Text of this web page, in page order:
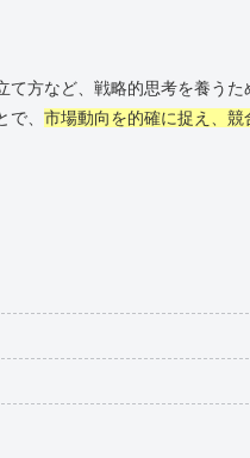
て方など、戦略的思考を養うた
、 市場動向を的確に捉え、競